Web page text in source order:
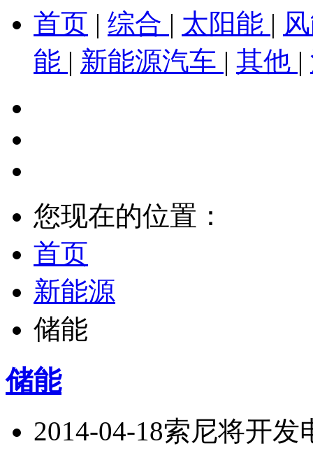
首页 | 综合 | 太阳能 |
能 | 新能源汽车 | 其他 |
您现在的位置：
首页
新能源
储能
储能
2014-04-18索尼将开发